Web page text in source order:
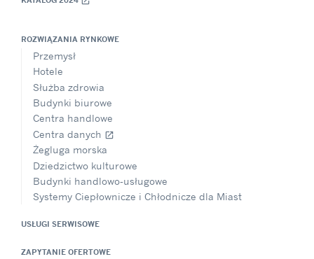
ROZWIĄZANIA RYNKOWE
Przemysł
Hotele
Służba zdrowia
Budynki biurowe
Centra handlowe
Centra danych open_in_new
Żegluga morska
Dziedzictwo kulturowe
Budynki handlowo-usługowe
Systemy Ciepłownicze i Chłodnicze dla Miast
USŁUGI SERWISOWE
ZAPYTANIE OFERTOWE